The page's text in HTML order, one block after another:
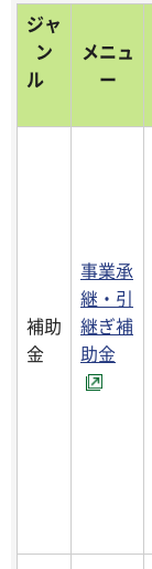
ジャ
ン
ル
メニュ
ー
補助
金
事業承
継・引
継ぎ補
助金